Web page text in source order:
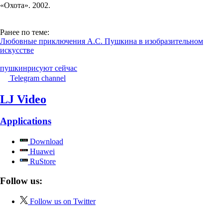
«Охота». 2002.
Ранее по теме:
Любовные приключения А.С. Пушкина в изобразительном
искусстве
пушкинрисуют сейчас
Telegram channel
LJ Video
Applications
Download
Huawei
RuStore
Follow us:
Follow us on Twitter